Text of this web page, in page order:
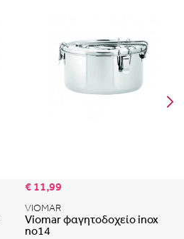
€ 11,99
VIOMAR
Viomar φαγητοδοχείο inox
no14